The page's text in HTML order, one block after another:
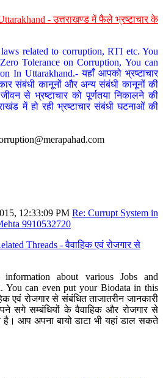
- उत्तराखण्ड में फैले भ्रष्टाचार के
related to corruption, RTI etc. You
Tolerance on Corruption, You can
In Uttarakhand.- यहाँ आपको भ्रष्टाचार
संबंधी कानूनों और अन्य संबंधी कानूनों की
से भ्रष्टाचार को पूर्णतया निकालने की
में हो रही भ्रष्टाचार संबंधी घटनाओं की
12:33:09 PM Re: Currupt System in
9910532720
Threads - वैवाहिक एवं रोजगार से
about various Jobs and
You can even put your Biodata in this
एवं रोजगार से संबंधित ताजातरीन जानकारी
सगे सम्बंधियों के वैवाहिक और रोजगार से
आप अपना बायो डाटा भी यहां डाल सकते